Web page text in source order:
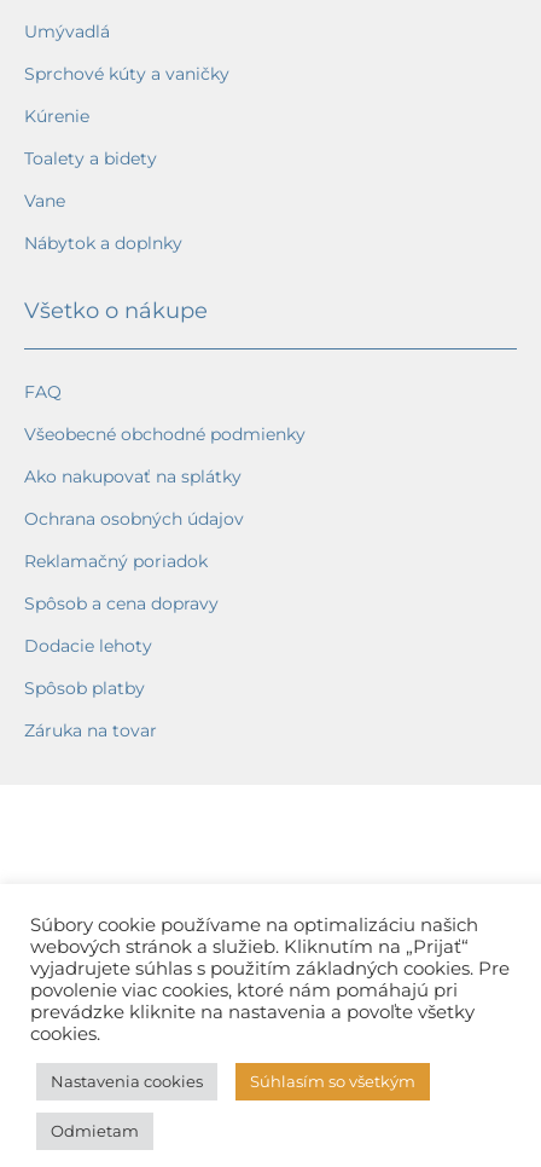
Umývadlá
Sprchové kúty a vaničky
Kúrenie
Toalety a bidety
Vane
Nábytok a doplnky
Všetko o nákupe
FAQ
Všeobecné obchodné podmienky
Ako nakupovať na splátky
Ochrana osobných údajov
Reklamačný poriadok
Spôsob a cena dopravy
Dodacie lehoty
Spôsob platby
Záruka na tovar
Súbory cookie používame na optimalizáciu našich
webových stránok a služieb. Kliknutím na „Prijať“
vyjadrujete súhlas s použitím základných cookies. Pre
povolenie viac cookies, ktoré nám pomáhajú pri
prevádzke kliknite na nastavenia a povoľte všetky
cookies.
Nastavenia cookies Súhlasím so všetkým
Odmietam